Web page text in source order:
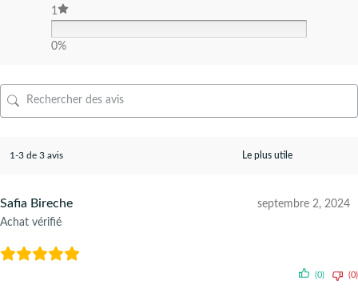
1
0%
1-3 de 3 avis
Safia Bireche
Achat vérifié
septembre 2, 2024
(0) (0)